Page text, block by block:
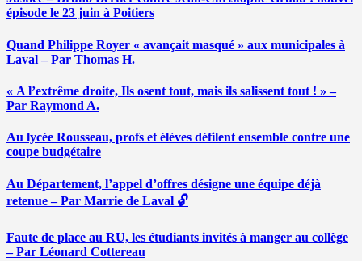
épisode le 23 juin à Poitiers
Quand Philippe Royer « avançait masqué » aux municipales à
Laval – Par Thomas H.
« A l’extrême droite, Ils osent tout, mais ils salissent tout ! » –
Par Raymond A.
Au lycée Rousseau, profs et élèves défilent ensemble contre une
coupe budgétaire
Au Département, l’appel d’offres désigne une équipe déjà
retenue – Par Marrie de Laval 🔓
Faute de place au RU, les étudiants invités à manger au collège
– Par Léonard Cottereau